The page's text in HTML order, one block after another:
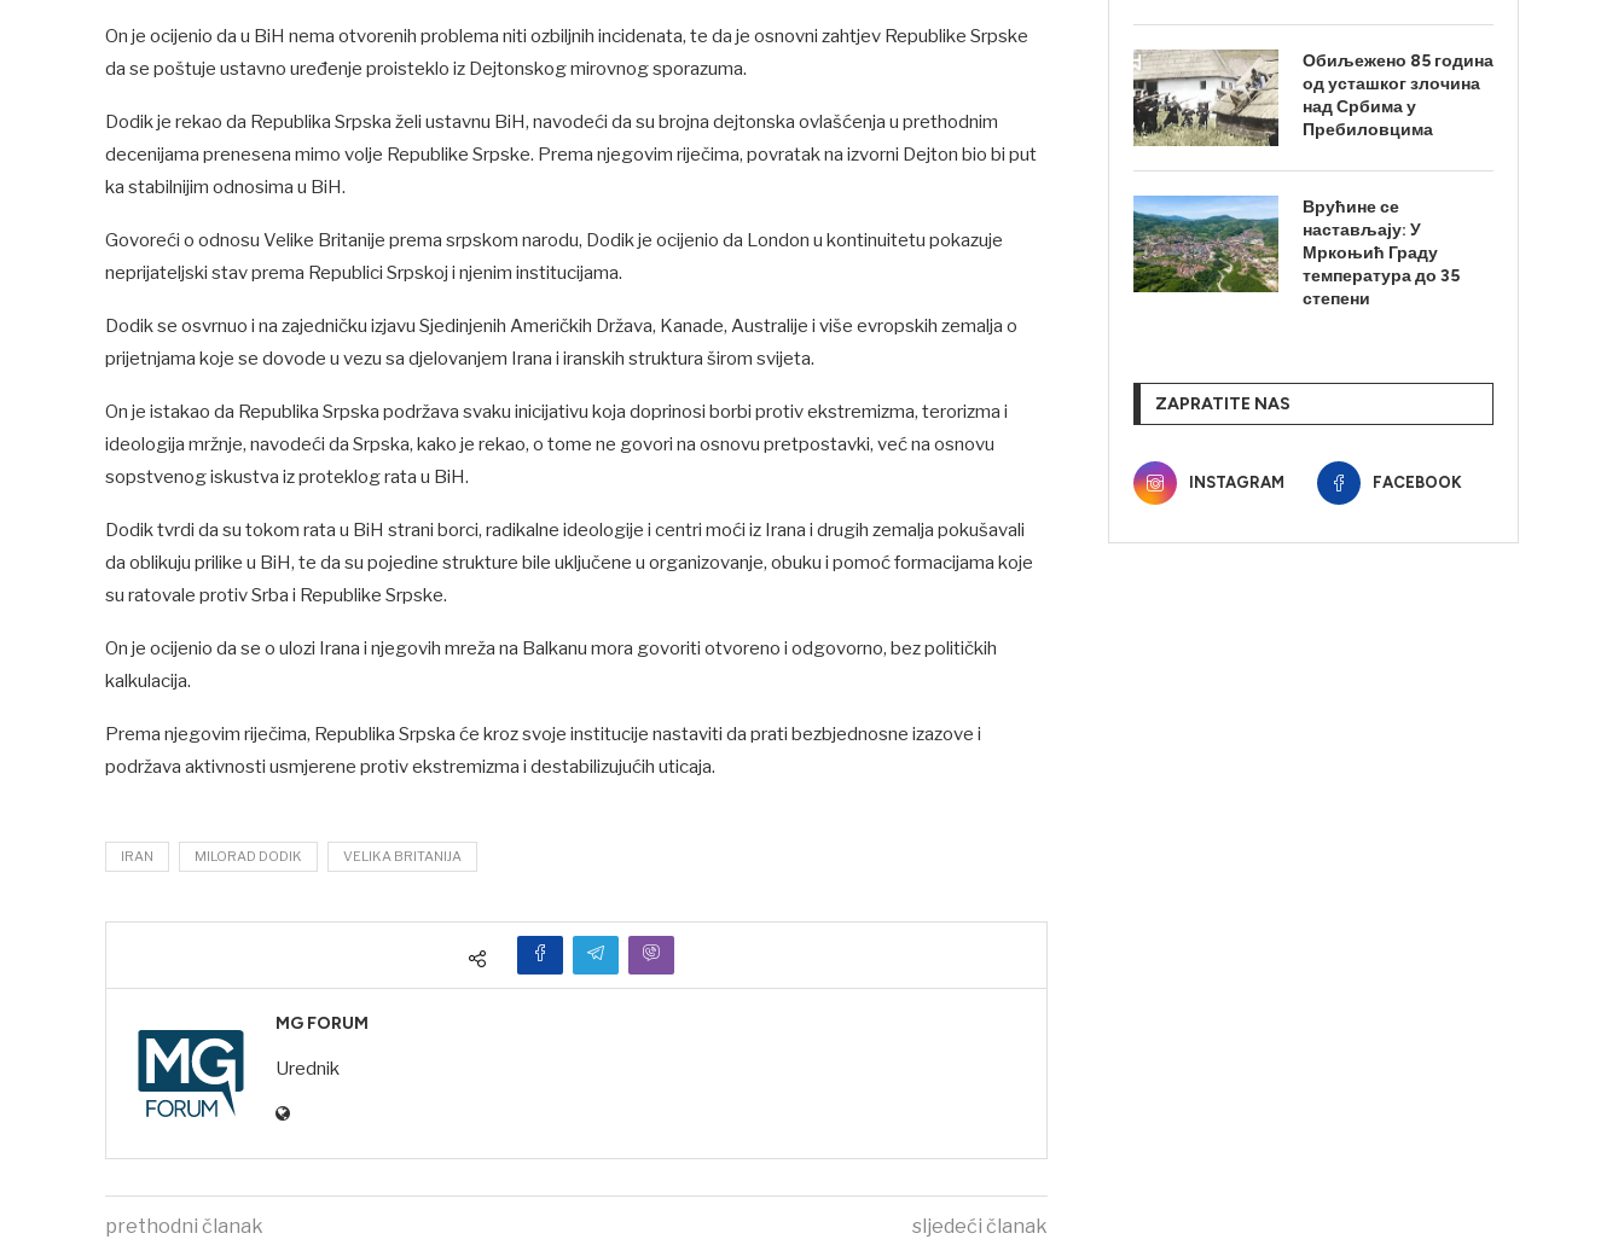
On je ocijenio da u BiH nema otvorenih problema niti ozbiljnih incidenata, te da je osnovni zahtjev Republike Srpske
da se poštuje ustavno uređenje proisteklo iz Dejtonskog mirovnog sporazuma.
Dodik je rekao da Republika Srpska želi ustavnu BiH, navodeći da su brojna dejtonska ovlašćenja u prethodnim
decenijama prenesena mimo volje Republike Srpske. Prema njegovim riječima, povratak na izvorni Dejton bio bi put
ka stabilnijim odnosima u BiH.
Govoreći o odnosu Velike Britanije prema srpskom narodu, Dodik je ocijenio da London u kontinuitetu pokazuje
neprijateljski stav prema Republici Srpskoj i njenim institucijama.
Dodik se osvrnuo i na zajedničku izjavu Sjedinjenih Američkih Država, Kanade, Australije i više evropskih zemalja o
prijetnjama koje se dovode u vezu sa djelovanjem Irana i iranskih struktura širom svijeta.
On je istakao da Republika Srpska podržava svaku inicijativu koja doprinosi borbi protiv ekstremizma, terorizma i
ideologija mržnje, navodeći da Srpska, kako je rekao, o tome ne govori na osnovu pretpostavki, već na osnovu
sopstvenog iskustva iz proteklog rata u BiH.
Dodik tvrdi da su tokom rata u BiH strani borci, radikalne ideologije i centri moći iz Irana i drugih zemalja pokušavali
da oblikuju prilike u BiH, te da su pojedine strukture bile uključene u organizovanje, obuku i pomoć formacijama koje
su ratovale protiv Srba i Republike Srpske.
On je ocijenio da se o ulozi Irana i njegovih mreža na Balkanu mora govoriti otvoreno i odgovorno, bez političkih
kalkulacija.
Prema njegovim riječima, Republika Srpska će kroz svoje institucije nastaviti da prati bezbjednosne izazove i
podržava aktivnosti usmjerene protiv ekstremizma i destabilizujućih uticaja.
IRAN MILORAD DODIK VELIKA BRITANIJA
MG FORUM
Urednik
prethodni članak sljedeći članak
Обиљежено 85 година
од усташког злочина
над Србима у
Пребиловцима
Врућине се
настављају: У
Мркоњић Граду
температура до 35
степени
ZAPRATITE NAS
INSTAGRAM FACEBOOK